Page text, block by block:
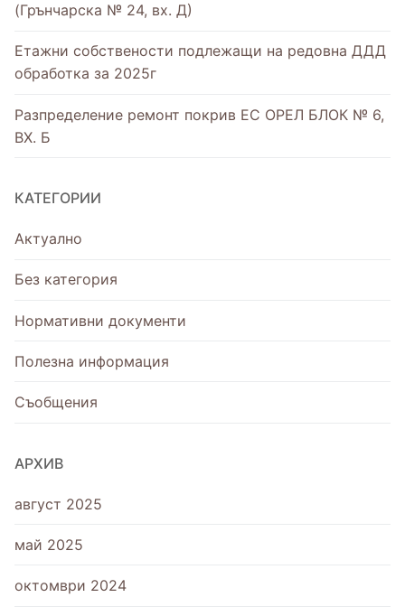
(Грънчарска № 24, вх. Д)
Етажни собствености подлежащи на редовна ДДД
обработка за 2025г
Разпределение ремонт покрив ЕС ОРЕЛ БЛОК № 6,
ВХ. Б
КАТЕГОРИИ
Актуално
Без категория
Нормативни документи
Полезна информация
Съобщения
АРХИВ
август 2025
май 2025
октомври 2024